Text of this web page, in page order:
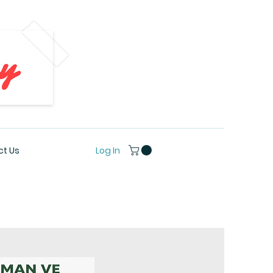
Us Log In